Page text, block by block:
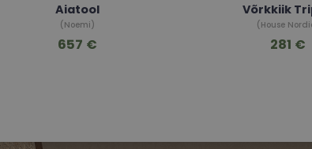
Aiatool
(Noemi)
657 €
Võrkkiik
(House
281 €